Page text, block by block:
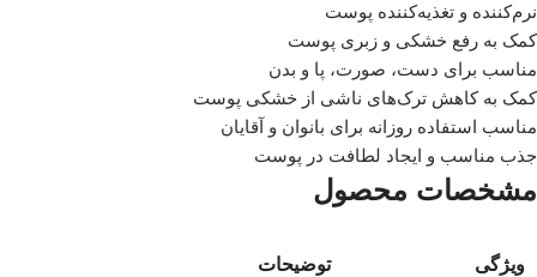
نرم‌کننده و تغذیه‌کننده پوست
کمک به رفع خشکی و زبری پوست
مناسب برای دست، صورت، پا و بدن
کمک به کاهش ترک‌های ناشی از خشکی پوست
مناسب استفاده روزانه برای بانوان و آقایان
جذب مناسب و ایجاد لطافت در پوست
مشخصات محصول
ویژگی توضیحات